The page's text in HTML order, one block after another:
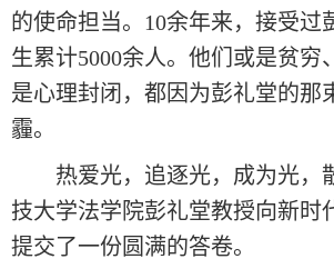
的使命担当。10余年来，接受过
生累计5000余人。他们或是贫穷
是心理封闭，都因为彭礼堂的那
霾。
热爱光，追逐光，成为光，
技大学法学院彭礼堂教授向新时
提交了一份圆满的答卷。